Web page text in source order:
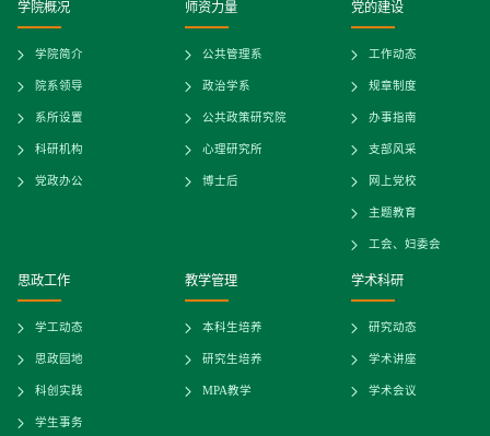
学院概况
学院简介
院系领导
系所设置
科研机构
党政办公
师资力量
公共管理系
政治学系
公共政策研究院
心理研究所
博士后
党的建设
工作动态
规章制度
办事指南
支部风采
网上党校
主题教育
工会、妇委会
思政工作
学工动态
思政园地
科创实践
学生事务
教学管理
本科生培养
研究生培养
MPA教学
学术科研
研究动态
学术讲座
学术会议